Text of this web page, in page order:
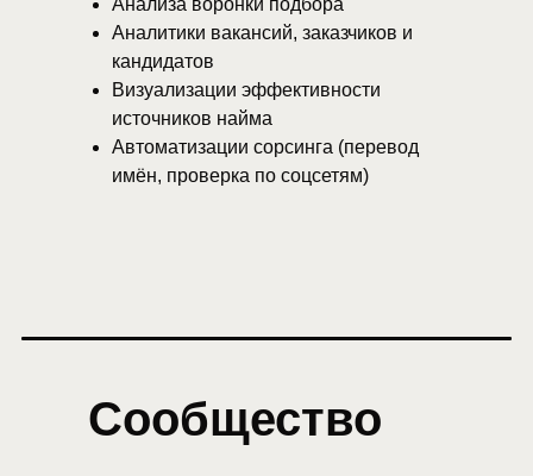
Анализа воронки подбора
Аналитики вакансий, заказчиков и
кандидатов
Визуализации эффективности
источников найма
Автоматизации сорсинга (перевод
имён, проверка по соцсетям)
Сообщество